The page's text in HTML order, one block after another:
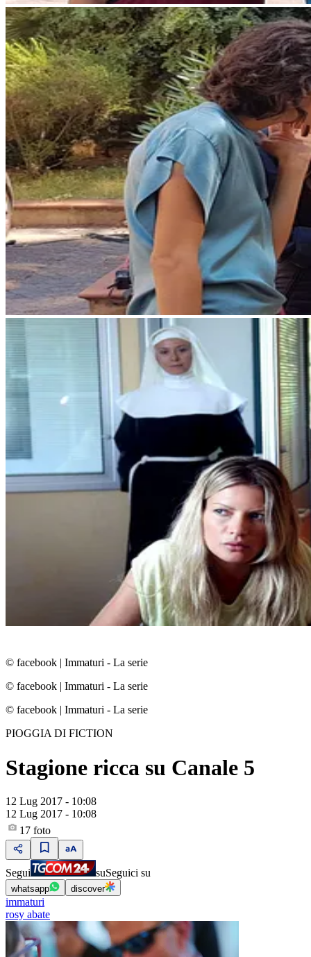
© facebook | Immaturi - La serie
© facebook | Immaturi - La serie
© facebook | Immaturi - La serie
PIOGGIA DI FICTION
Stagione ricca su Canale 5
12 Lug 2017 - 10:08
12 Lug 2017 - 10:08
17 foto
Segui suSeguici su
whatsapp discover
immaturi
rosy abate